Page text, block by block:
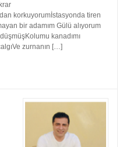
korkuyorumİstasyonda tiren
bir adamım Gülü alıyorum
kanadımı
zurnanın […]